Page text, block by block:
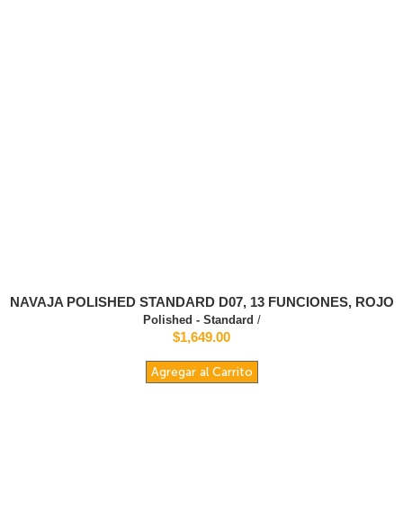
NAVAJA POLISHED STANDARD D07, 13 FUNCIONES, ROJO
Polished - Standard /
$1,649.00
Agregar al Carrito